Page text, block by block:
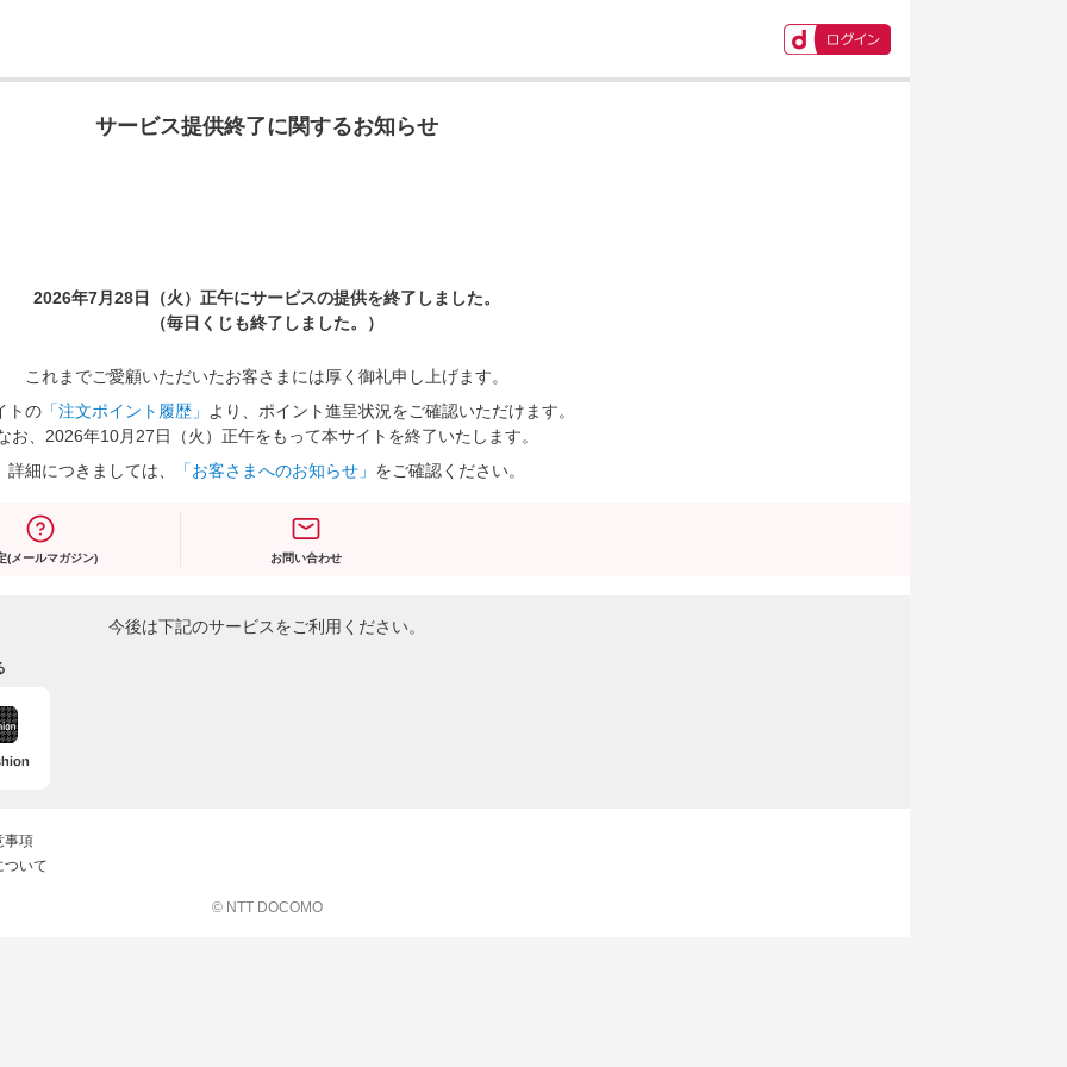
サービス提供終了に関するお知らせ
2026年7月28日（火）正午にサービスの提供を終了しました。
（毎日くじも終了しました。）
これまでご愛顧いただいたお客さまには厚く御礼申し上げます。
トの 「注文ポイント履歴」
より、ポイント進呈状況をご確認いただけます。
お、2026年10月27日（火）正午をもって本サイトを終了いたします。
詳細につきましては、
「お客さまへのお知らせ」 をご確認ください。
(メールマガジン) お問い合わせ
今後は下記のサービスをご利用ください。
事項
ついて
© NTT DOCOMO